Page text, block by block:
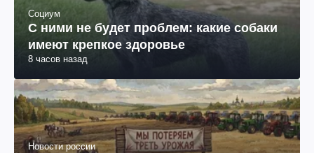
Социум
С ними не будет проблем: какие собаки
имеют крепкое здоровье
8 часов назад
Новости россии